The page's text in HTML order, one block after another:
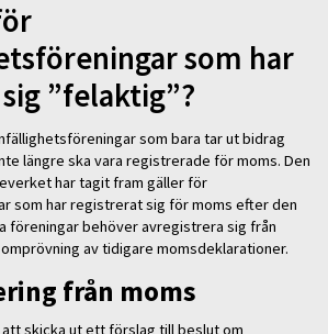
som har
”felaktig”?
som bara tar ut bidrag
längre ska vara registrerade för moms. Den
har tagit fram gäller för
som har registrerat sig för moms efter den
föreningar behöver avregistrera sig från
av tidigare momsdeklarationer.
från moms
skicka ut ett förslag till beslut om